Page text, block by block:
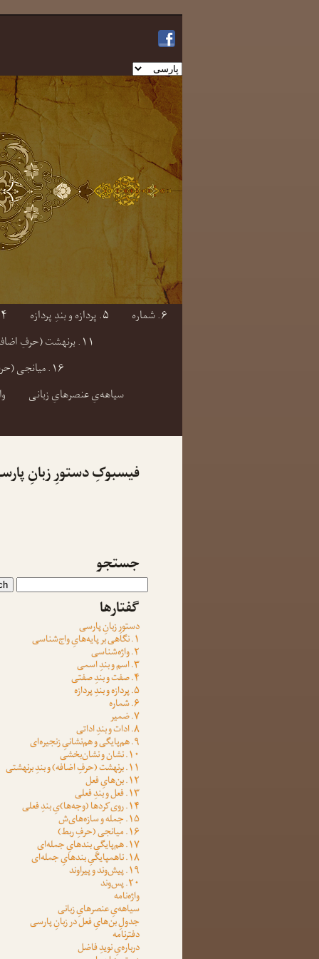
یک
زبان
انتخاب
کنید
۴. صفت و بندِ صفتی ۵. پردازه و بندِ پردازه
۶. شماره
۱۱. برنهشت (حرفِ اضافه) و بندِ برنهشتی
۱۶. میانجی (حرفِ ربط)
سیاهه‌یِ عنصرهایِ زبانی
فیسبوکِ دستورِ زبانِ
جستجو
گفتارها
دستورِ زبانِ پارسی
۱. نگاهی بر پایه‌هایِ واج‌شناسی
۲. واژه‌شناسی
۳. اسم و بندِ اسمی
۴. صفت و بندِ صفتی
۵. پردازه و بندِ پردازه
۶. شماره
۷. ضمیر
۸. ادات و بندِ اداتی
۹. هم‌پایگی و هم‌نشانیِ زنجیره‌ای
۱۰. نشان و نشان‌بخشی
۱۱. برنهشت (حرفِ اضافه) و بندِ برنهشتی
۱۲. بن‌هایِ فعل
۱۳. فعل و بندِ فعلی
۱۴. روی‌کردها (وجه‌ها)یِ بندِ فعلی
۱۵. جمله و سازه‌های‌ش
۱۶. میانجی (حرفِ ربط)
۱۷. هم‌پایگیِ بندهایِ جمله‌ای
۱۸. ناهمپایگیِ بندهایِ جمله‌ای
۱۹. پیش‌وند و پیراوند
۲۰. پس‌وند
واژه‌نامه
سیاهه‌یِ عنصرهایِ زبانی
جدولِ بن‌هایِ فعل در زبانِ پارسی
دفترنامه
درباره‌یِ نویدِ فاضل